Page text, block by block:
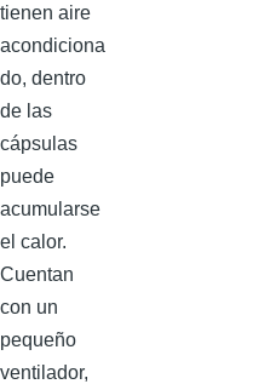
tienen aire
acondiciona
do, dentro
de las
cápsulas
puede
acumularse
el calor.
Cuentan
con un
pequeño
ventilador,